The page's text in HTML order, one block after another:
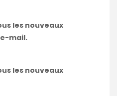
les nouveaux
mail.
les nouveaux